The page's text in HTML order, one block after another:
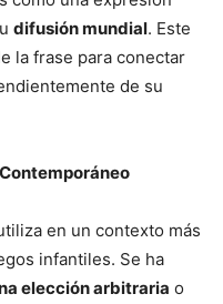
difusión mundial. Este
la frase para conectar
de su
en un contexto más
infantiles. Se ha
elección arbitraria o